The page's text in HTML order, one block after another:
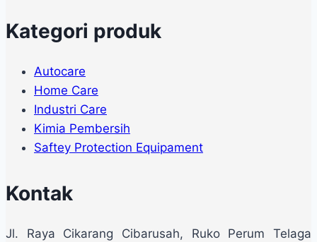
Kategori produk
Autocare
Home Care
Industri Care
Kimia Pembersih
Saftey Protection Equipament
Kontak
Jl. Raya Cikarang Cibarusah, Ruko Perum Telaga